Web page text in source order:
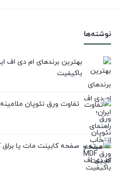
نوشته‌ها
باکیفیت
تفاوت ورق نئوپان
صفحه کابینت مات یا